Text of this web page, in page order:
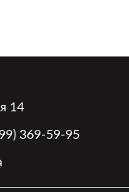
14
369-59-95